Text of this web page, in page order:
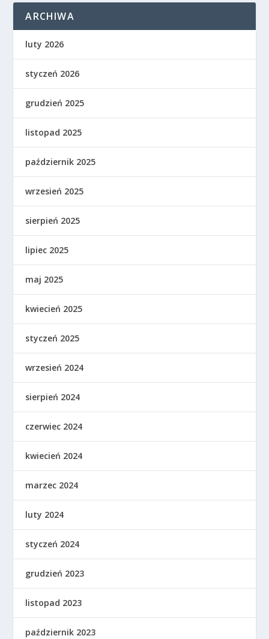
ARCHIWA
luty 2026
styczeń 2026
grudzień 2025
listopad 2025
październik 2025
wrzesień 2025
sierpień 2025
lipiec 2025
maj 2025
kwiecień 2025
styczeń 2025
wrzesień 2024
sierpień 2024
czerwiec 2024
kwiecień 2024
marzec 2024
luty 2024
styczeń 2024
grudzień 2023
listopad 2023
październik 2023